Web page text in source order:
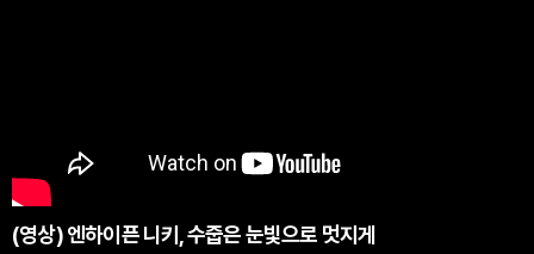
(영상) 엔하이픈 니키, 수줍은 눈빛으로 멋지게